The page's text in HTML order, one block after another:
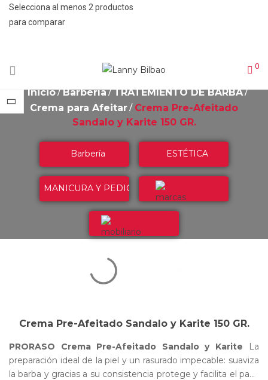
Selecciona al menos 2 productos
para comparar
0
Inicio Barbería
TRATEMIENTO DE BARBA
Crema para Afeitar
Crema Pre-Afeitado
Sandalo y Karite 150 GR.
Barbería ESTÉTICA
MANICURA Y PEDICURA
Mobiliario
Crema Pre-Afeitado Sandalo y Karite 150 GR.
PRORASO Crema Pre-Afeitado Sandalo y Karite
preparación ideal de la piel y un rasurado impecable: suaviza
la barba y gracias a su consistencia protege y facilita el paso